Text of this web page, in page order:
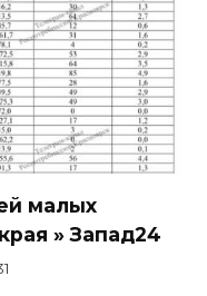
малых
» Запад24